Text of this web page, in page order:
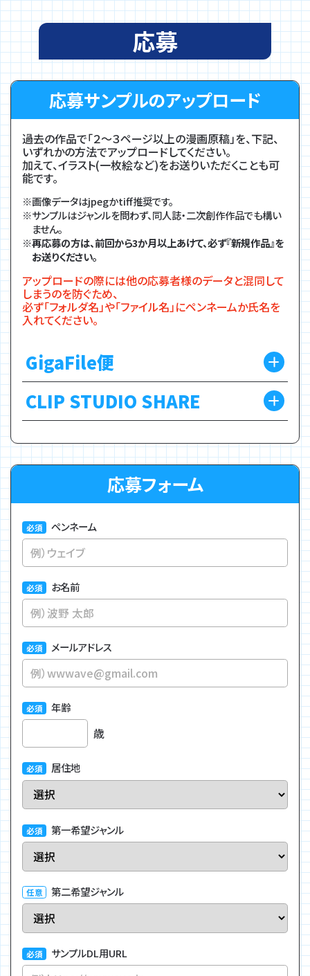
応募
応募サンプルのアップロード
過去の作品で「２～３ページ以上の漫画原稿」を、下記、
いずれかの方法でアップロードしてください。
加えて、イラスト(一枚絵など)をお送りいただくことも可
能です。
画像データはjpegかtiff推奨です。
サンプルはジャンルを問わず、同人誌・二次創作作品でも構い
ません。
再応募の方は、前回から3か月以上あけて、必ず『新規作品』を
お送りください。
アップロードの際には他の応募者様のデータと混同して
しまうのを防ぐため、
必ず「フォルダ名」や「ファイル名」にペンネームか氏名を
入れてください。
GigaFile便
CLIP STUDIO SHARE
応募フォーム
ペンネーム
お名前
メールアドレス
年齢
歳
居住地
第一希望ジャンル
第二希望ジャンル
サンプルDL用URL